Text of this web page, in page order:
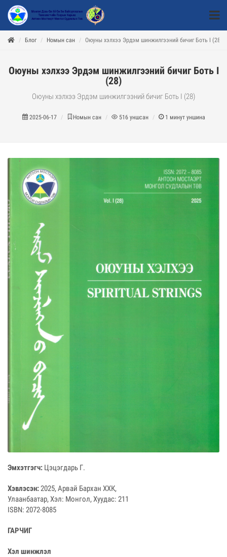
Блог Номын сан Оюуны хэлхээ Эрдэм шинжилгээний бичиг Боть I (28)
Оюуны хэлхээ Эрдэм шинжилгээний бичиг Боть I
(28)
Оюуны хэлхээ Эрдэм шинжилгээний бичиг Боть I (28)
2025-06-17 Номын сан 516 уншсан 1 минут уншина
Эмхэтгэгч: Цэцэгдарь Г.
Хэвлэсэн:2025, Арвай Бархан ХХК,
Улаанбаатар, Хэл: Монгол, Хуудас: 211
ISBN: 2072-8085
ГАРЧИГ
Хэл шинжлэл